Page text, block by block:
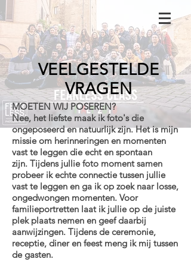
VEELGESTELDE
VRAGEN
MOETEN WIJ POSEREN?
Nee, het liefste maak ik foto's die
ongeposeerd en natuurlijk zijn. Het is mijn
missie om herinneringen en momenten
vast te leggen die echt en spontaan
zijn. Tijdens jullie foto moment samen
probeer ik echte connectie tussen jullie
vast te leggen en ga ik op zoek naar losse,
ongedwongen momenten. Voor
familieportretten laat ik jullie op de juiste
plek plaats nemen en geef daarbij
aanwijzingen. Tijdens de ceremonie,
receptie, diner en feest meng ik mij tussen
de gasten.